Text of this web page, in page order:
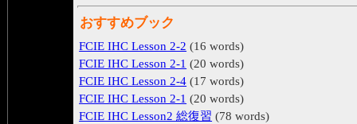
おすすめブック
FCIE IHC Lesson 2-2 (16 words)
FCIE IHC Lesson 2-1 (20 words)
FCIE IHC Lesson 2-4 (17 words)
FCIE IHC Lesson 2-1 (20 words)
FCIE IHC Lesson2 総復習 (78 words)